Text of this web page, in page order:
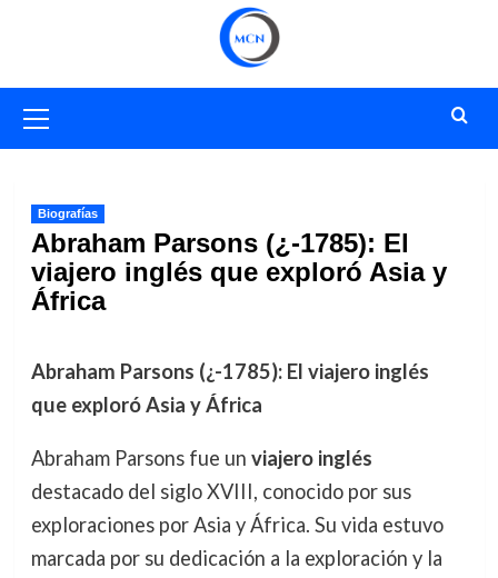
primario
Biografías
Abraham Parsons (¿-1785): El
viajero inglés que exploró Asia y
África
Abraham Parsons (¿-1785): El viajero inglés
que exploró Asia y África
Abraham Parsons fue un viajero inglés
destacado del siglo XVIII, conocido por sus
exploraciones por Asia y África. Su vida estuvo
marcada por su dedicación a la exploración y la